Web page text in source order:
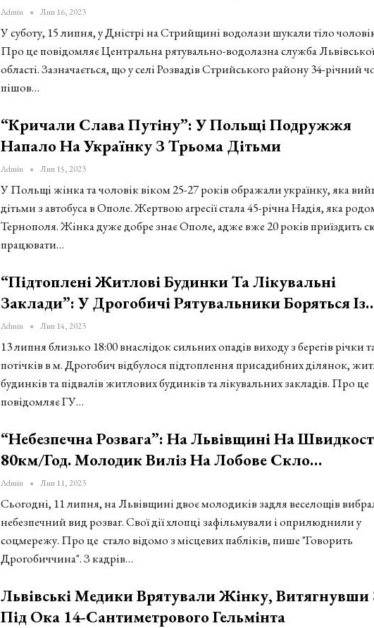
Admin Лип 16, 2023
У суботу, 15 липня, у Дністрі на Стрийщині водолази шукали тіло
Про це повідомляє Центральна рятувально-водолазна служба Львівської
області. Зазначається, що у селі Розвадів Стрийського району 34-річний
пішов…
“Кричали Слава Путіну”: У Польщі Подружжя
Напало На Українку З Трьома Дітьми
Admin Лип 15, 2023
У Польщі жінка та чоловік віком 25-27 років ображали українку, яка
дітьми з автобуса в Ополе. Жертвою агресії стала 45-річна Надія, яка
Тернополя. Жінка дуже добре знає Ополе, адже вже 20 років приїздить
працювати…
“Підтоплені Житлові Будинки Та Лікувальні
Заклади”: У Дрогобичі Рятувальники Боряться
Admin Лип 14, 2023
13 липня близько 18:00 внаслідок сильних опадів виходу з берегів річки
потічків в м. Дрогобич відбулося підтоплення присадибних ділянок,
будинків та підвалів житлових будинків та лікувальних закладів. Про це
повідомляє ГУ…
“Небезпечна Розвага”: На Львівщині На
80км/год. Молодик Виліз На Лобове Скло…
Admin Лип 11, 2023
Сьогодні, 11 липня, на Львівщині двоє молодиків задля веселощів
небезпечний вид розваг. Свої дії хлопці зафільмували і оприлюднили у
соцмережу. Про це стало відомо з місцевих пабліків, пише "Говорить
Дрогобиччина". З кадрів…
Львівські Медики Врятували Жінку, Витягнувши
Під Ока 14-Сантиметрового Гельмінта